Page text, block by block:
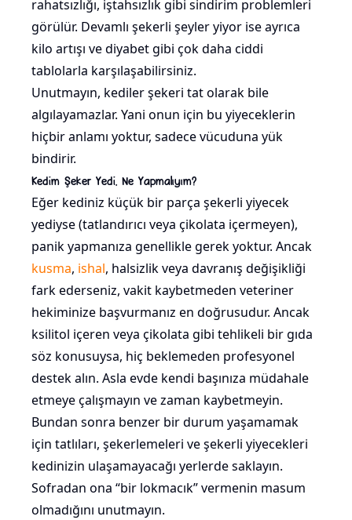
rahatsızlığı, iştahsızlık gibi sindirim problemleri
görülür. Devamlı şekerli şeyler yiyor ise ayrıca
kilo artışı ve diyabet gibi çok daha ciddi
tablolarla karşılaşabilirsiniz.
Unutmayın, kediler şekeri tat olarak bile
algılayamazlar. Yani onun için bu yiyeceklerin
hiçbir anlamı yoktur, sadece vücuduna yük
bindirir.
Kedim Şeker Yedi, Ne Yapmalıyım?
Eğer kediniz küçük bir parça şekerli yiyecek
yediyse (tatlandırıcı veya çikolata içermeyen),
panik yapmanıza genellikle gerek yoktur. Ancak
kusma, ishal, halsizlik veya davranış değişikliği
fark ederseniz, vakit kaybetmeden veteriner
hekiminize başvurmanız en doğrusudur. Ancak
ksilitol içeren veya çikolata gibi tehlikeli bir gıda
söz konusuysa, hiç beklemeden profesyonel
destek alın. Asla evde kendi başınıza müdahale
etmeye çalışmayın ve zaman kaybetmeyin.
Bundan sonra benzer bir durum yaşamamak
için tatlıları, şekerlemeleri ve şekerli yiyecekleri
kedinizin ulaşamayacağı yerlerde saklayın.
Sofradan ona “bir lokmacık” vermenin masum
olmadığını unutmayın.